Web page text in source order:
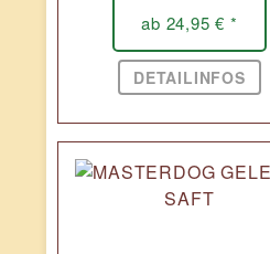
ab 24,95 € *
DETAILINFOS